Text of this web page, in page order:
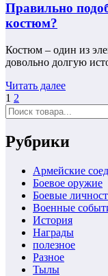
Правильно
костюм?
Костюм – один из
довольно долгую
Читать далее
Пагинация
записей
1 2
Рубрики
Армейские
Боевое оружие
Боевые
Военные
История
Награды
полезное
Разное
Тылы